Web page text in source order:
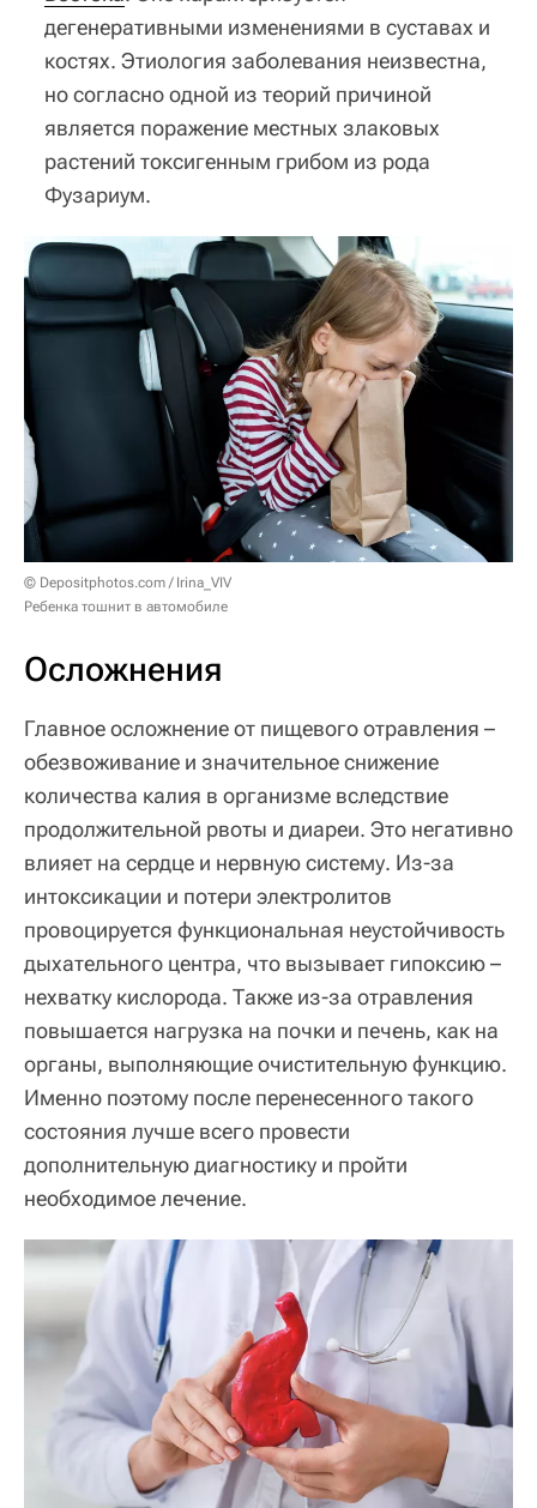
дегенеративными изменениями в суставах и
костях. Этиология заболевания неизвестна,
но согласно одной из теорий причиной
является поражение местных злаковых
растений токсигенным грибом из рода
Фузариум.
© Depositphotos.com / Irina_VIV
Ребенка тошнит в автомобиле
Осложнения
Главное осложнение от пищевого отравления –
обезвоживание и значительное снижение
количества калия в организме вследствие
продолжительной рвоты и диареи. Это негативно
влияет на сердце и нервную систему. Из-за
интоксикации и потери электролитов
провоцируется функциональная неустойчивость
дыхательного центра, что вызывает гипоксию –
нехватку кислорода. Также из-за отравления
повышается нагрузка на почки и печень, как на
органы, выполняющие очистительную функцию.
Именно поэтому после перенесенного такого
состояния лучше всего провести
дополнительную диагностику и пройти
необходимое лечение.